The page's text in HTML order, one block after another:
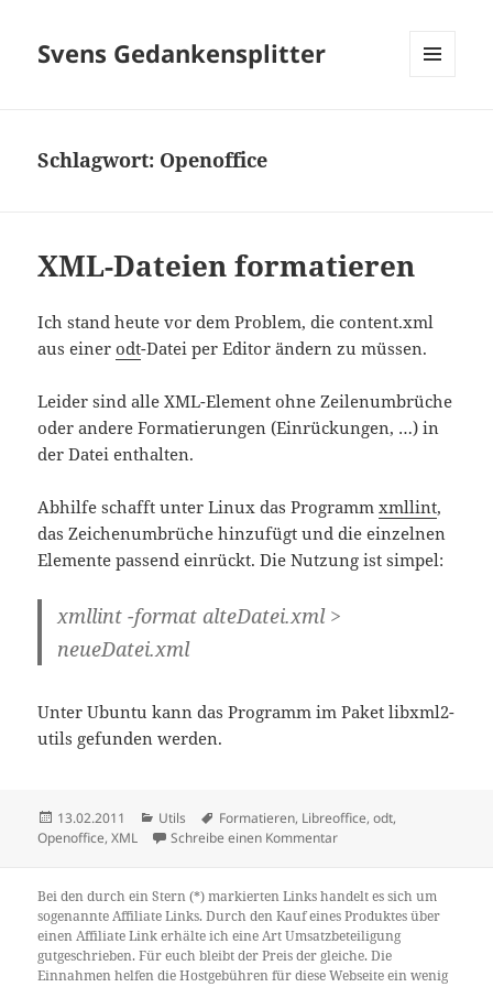
Svens Gedankensplitter
Schlagwort: Openoffice
XML-Dateien formatieren
Ich stand heute vor dem Problem, die content.xml
aus einerodt-Datei per Editor ändern zu müssen.
Leider sind alle XML-Element ohne Zeilenumbrüche
oder andere Formatierungen (Einrückungen, …) in
der Datei enthalten.
Abhilfe schafft unter Linux das Programmxmllint,
das Zeichenumbrüche hinzufügt und die einzelnen
Elemente passend einrückt. Die Nutzung ist simpel:
xmllint -format alteDatei.xml >
neueDatei.xml
Unter Ubuntu kann das Programm im Paket libxml2-
utils gefunden werden.
Veröffentlicht
am
13.02.2011 Kategorien
Utils Schlagwörter
Formatieren, Libreoffice,odt,
Openoffice,XML Schreibe einen Kommentarzu XML-Dateien
Bei den durch ein Stern (*) markierten Links handelt es sich um
sogenannte Affiliate Links. Durch den Kauf eines Produktes über
einen Affiliate Link erhälte ich eine Art Umsatzbeteiligung
gutgeschrieben. Für euch bleibt der Preis der gleiche. Die
Einnahmen helfen die Hostgebühren für diese Webseite ein wenig